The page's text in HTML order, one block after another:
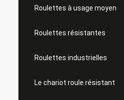
Roulettes à usage moyen
Roulettes résistantes
Roulettes industrielles
Le chariot roule résistant